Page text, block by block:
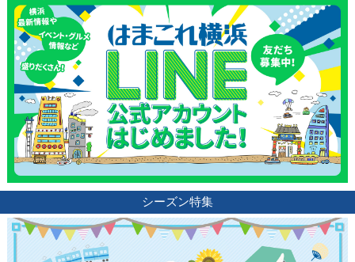
シーズン特集